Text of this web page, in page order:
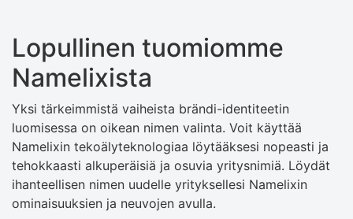
Lopullinen tuomiomme
Namelixista
Yksi tärkeimmistä vaiheista brändi-identiteetin
luomisessa on oikean nimen valinta. Voit käyttää
Namelixin tekoälyteknologiaa löytääksesi nopeasti ja
tehokkaasti alkuperäisiä ja osuvia yritysnimiä. Löydät
ihanteellisen nimen uudelle yrityksellesi Namelixin
ominaisuuksien ja neuvojen avulla.